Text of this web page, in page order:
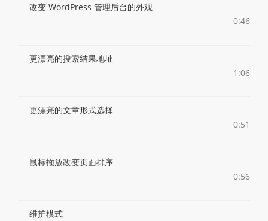
改变 WordPress 管理后台的外观
0:46
更漂亮的搜索结果地址
1:06
更漂亮的文章形式选择
0:51
鼠标拖放改变页面排序
0:56
维护模式